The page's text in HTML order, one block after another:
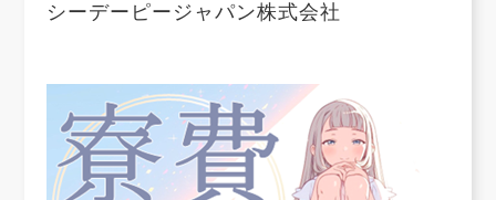
シーデーピージャパン株式会社